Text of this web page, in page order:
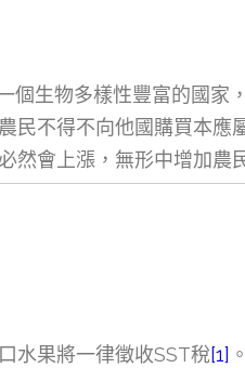
個生物多樣性豐富的國家
民不得不向他國購買本
然會上漲，無形中增加農
水果將一律徵收SST稅[1]